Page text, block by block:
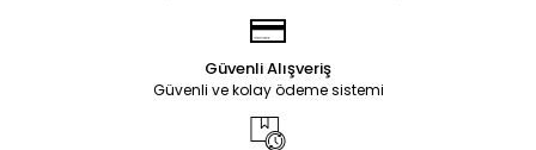
Güvenli Alışveriş
Güvenli ve kolay ödeme sistemi